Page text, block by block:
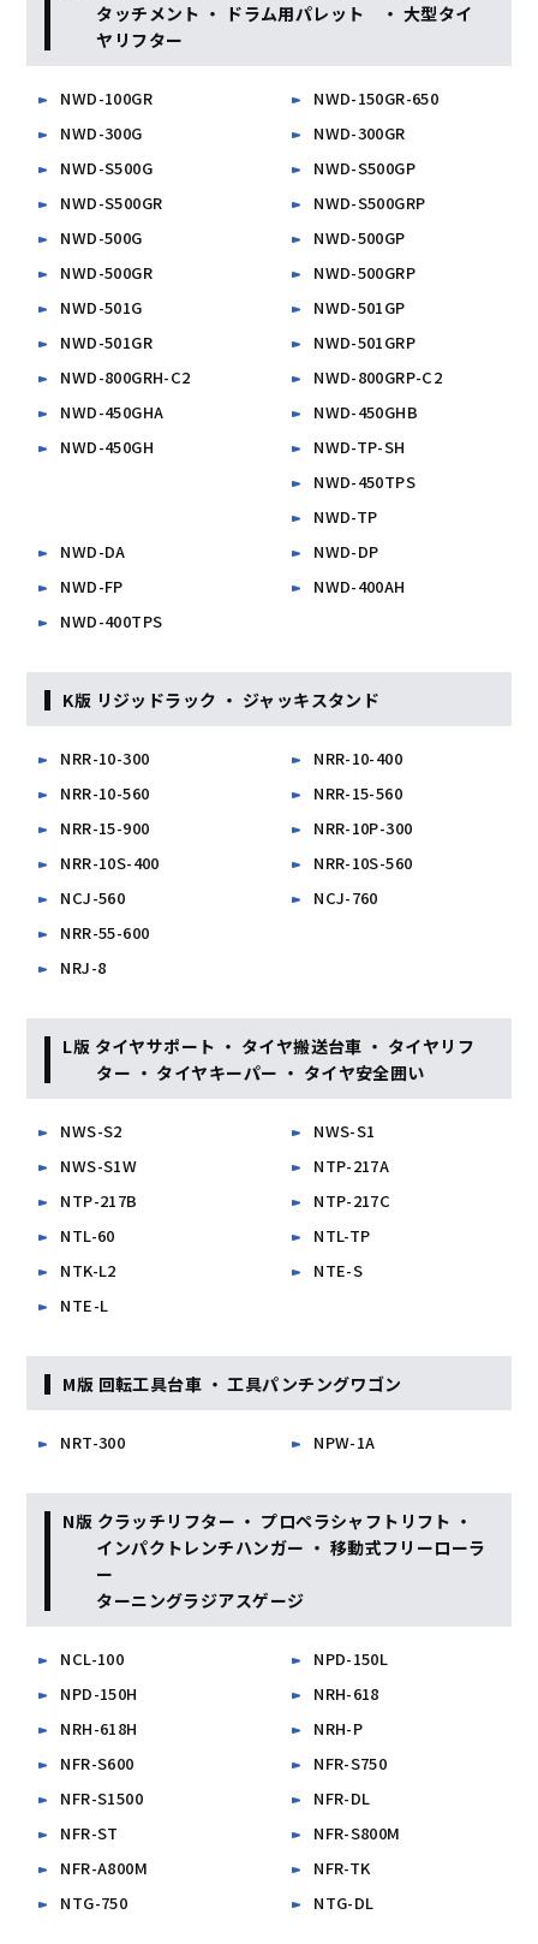
タッチメント ・ ドラム用パレット ・ 大型タイ
ヤリフター
NWD-100GR
NWD-150GR-650
NWD-300G
NWD-300GR
NWD-S500G
NWD-S500GP
NWD-S500GR
NWD-S500GRP
NWD-500G
NWD-500GP
NWD-500GR
NWD-500GRP
NWD-501G
NWD-501GP
NWD-501GR
NWD-501GRP
NWD-800GRH-C2
NWD-800GRP-C2
NWD-450GHA
NWD-450GHB
NWD-450GH
NWD-TP-SH
NWD-450TPS
NWD-TP
NWD-DA
NWD-DP
NWD-FP
NWD-400AH
NWD-400TPS
K版 リジッドラック ・ ジャッキスタンド
NRR-10-300
NRR-10-400
NRR-10-560
NRR-15-560
NRR-15-900
NRR-10P-300
NRR-10S-400
NRR-10S-560
NCJ-560
NCJ-760
NRR-55-600
NRJ-8
L版 タイヤサポート ・ タイヤ搬送台車 ・ タイヤリフ
ター ・ タイヤキーパー ・ タイヤ安全囲い
NWS-S2
NWS-S1
NWS-S1W
NTP-217A
NTP-217B
NTP-217C
NTL-60
NTL-TP
NTK-L2
NTE-S
NTE-L
M版 回転工具台車 ・ 工具パンチングワゴン
NRT-300 NPW-1A
N版 クラッチリフター ・ プロペラシャフトリフト ・
インパクトレンチハンガー ・ 移動式フリーローラ
ー
ターニングラジアスゲージ
NCL-100
NPD-150L
NPD-150H
NRH-618
NRH-618H
NRH-P
NFR-S600
NFR-S750
NFR-S1500
NFR-DL
NFR-ST
NFR-S800M
NFR-A800M
NFR-TK
NTG-750
NTG-DL